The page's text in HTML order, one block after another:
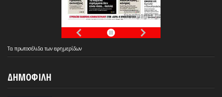
Τα πρωτοσέλιδατων εφημερίδων
ΔΗΜΟΦΙΛΗ